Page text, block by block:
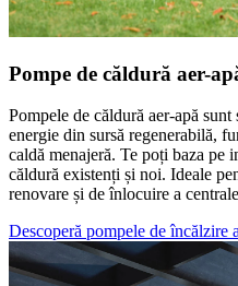
Pompe de căldură aer-
Pompele de căldură aer-apă
energie din sursă regenerabilă,
caldă menajeră. Te poți baza pe
căldură existenți și noi. Ideale
renovare și de înlocuire a
Descoperă pompele de încălzire